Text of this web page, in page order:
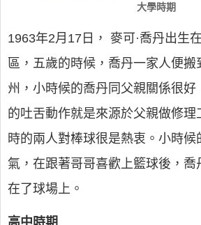
大學時期
1963年2月17日， 麥可·喬丹出生
區，五歲的時候，喬丹一家人便搬
州，小時候的喬丹同父親關係很好
的吐舌動作就是來源於父親做修理
時的兩人對棒球很是熱衷。小時候
氣，在跟著哥哥喜歡上籃球後，喬
在了球場上。
高中時期